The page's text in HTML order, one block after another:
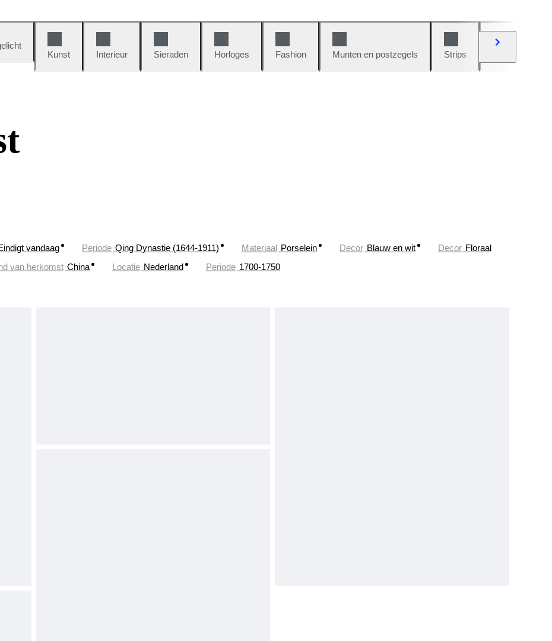
Kunst
Interieur Sieraden Horloges Fashion Munten en postzegels Strips
vandaag Periode Qing Dynastie (1644-1911) Materiaal Porselein Decor Blauw en wit Decor Floraal
van herkomst China Locatie Nederland Periode 1700-1750